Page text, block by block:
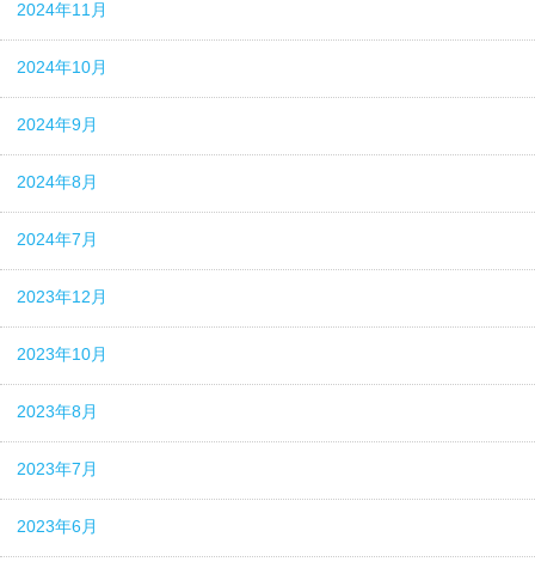
2024年11月
2024年10月
2024年9月
2024年8月
2024年7月
2023年12月
2023年10月
2023年8月
2023年7月
2023年6月